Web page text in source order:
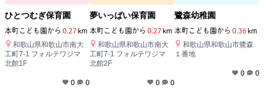
ひとつむぎ保育園
本町こども園から 0.27 km
和歌山県和歌山市南大
工町7-1 フォルテワジマ
北館1F
0 0
夢いっぱい保育園
本町こども園から 0.27 km
和歌山県和歌山市南大
工町7-1 フォルテワジマ
北館2F
0 0
鷺森幼稚園
本町こども園から 0.36 km
和歌山県和歌山市鷺森
１番地
0 0